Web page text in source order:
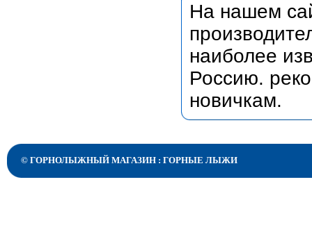
На нашем
наиболее
Россию.
новичкам.
© ГОРНОЛЫЖНЫЙ МАГАЗИН : ГОРНЫЕ ЛЫЖИ